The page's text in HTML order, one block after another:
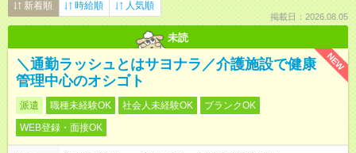
新着順 時給順 人気順
掲載日：2026.08.05
未読
NEW
＼通勤ラッシュとはサヨナラ／介護施設で健康
管理中心のオシゴト
派遣 職種未経験OK 社会人未経験OK
ブランクOK
WEB登録・面接OK